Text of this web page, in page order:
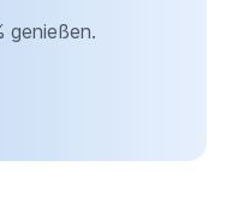
genießen.